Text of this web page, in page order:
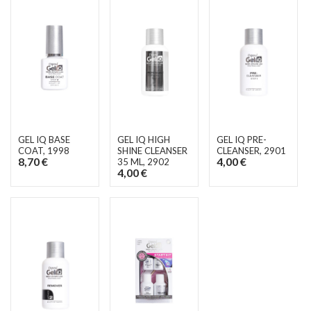
GEL IQ BASE
COAT, 1998
8,70 €
GEL IQ HIGH
SHINE CLEANSER
35 ML, 2902
4,00 €
GEL IQ PRE-
CLEANSER, 2901
4,00 €